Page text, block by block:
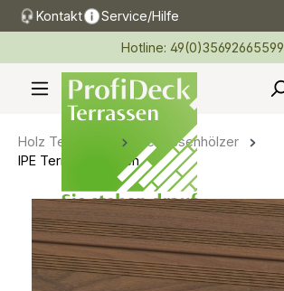
springen
Kontakt Service/Hilfe
Hotline: 49(0)35692665599
Holz Terrassen
Terrassenhölzer
IPE Terrassendielen